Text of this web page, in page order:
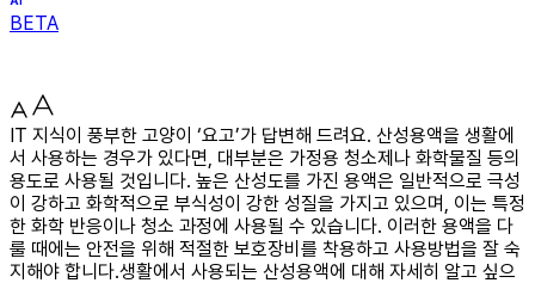
BETA
IT 지식이 풍부한 고양이 ‘요고’가 답변해 드려요. 산성용액을 생활에
서 사용하는 경우가 있다면, 대부분은 가정용 청소제나 화학물질 등의
용도로 사용될 것입니다. 높은 산성도를 가진 용액은 일반적으로 극성
이 강하고 화학적으로 부식성이 강한 성질을 가지고 있으며, 이는 특정
한 화학 반응이나 청소 과정에 사용될 수 있습니다. 이러한 용액을 다
룰 때에는 안전을 위해 적절한 보호장비를 착용하고 사용방법을 잘 숙
지해야 합니다.생활에서 사용되는 산성용액에 대해 자세히 알고 싶으